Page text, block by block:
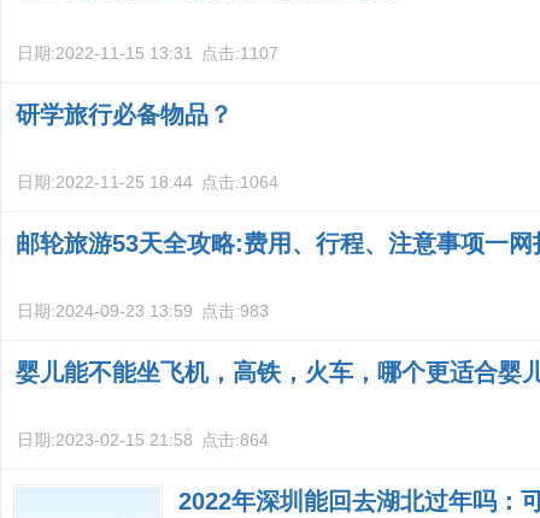
日期:2022-11-15 13:31 点击:1107
研学旅行必备物品？
日期:2022-11-25 18:44 点击:1064
邮轮旅游53天全攻略:费用、行程、注意事项一网
日期:2024-09-23 13:59 点击:983
婴儿能不能坐飞机，高铁，火车，哪个更适合婴
日期:2023-02-15 21:58 点击:864
2022年深圳能回去湖北过年吗：